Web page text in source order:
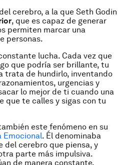
cerebro, a la que Seth Godin
, que es capaz de generar
permiten marcar una
personas.
lucha. Cada vez que
que podría ser brillante, tu
trata de hundirlo, inventando
urgencias y
lo mejor de ti cuando una
que te calles y sigas con tu
este fenómeno en su
Emocional. Él denominaba
del cerebro que piensa, y
parte más impulsiva.
de manera constante.